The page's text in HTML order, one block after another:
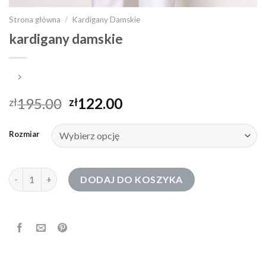
Strona główna / Kardigany Damskie
kardigany damskie
zł195.00 zł122.00
Rozmiar
ilość kardigany damskieDODAJ DO KOSZYKA